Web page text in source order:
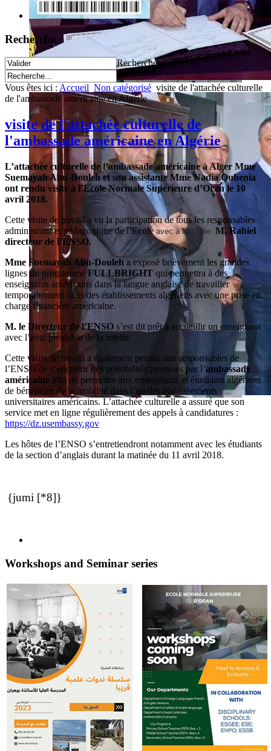
Recherche
Recherche
Vous êtes ici : Accueil Non catégorisé visite de l'attachée culturelle
de l'ambassade américaine en Algérie
visite de l'attachée culturelle de
l'ambassade américaine en Algérie
L’attachée culturelle de l’ambassade américaine à Alger Mme
Suemayah Abu-Douleh et son assistante Mme Nadia Ouhenia
ont rendu visite à l’Ecole Normale Supérieure d’Oran le 10
avril 2018.
Cette visite de travail a vu la participation de tous les responsables
administratif et pédagogique de l’Ecoleavec à leur tête M. Rahiel
directeur de l’ENSO.
Mme Suemayah Abu-Douleh a exposé brièvement les grandes
lignes du programme FULLBRIGHT qui permettra à des
enseignants américains dans la langue anglaise de travailler
temporairement dans des établissements algériens avec une prise en
charge financière américaine.
M. le Directeur de l’ENSO s’est dit prêt à accueillir un enseignant
avec l’aval préalable de la tutelle.
Cette visite de travail a également permis aux responsables de
l’ENSO de s’enquérir des possibilités permises par l’ambassade
américaine afin de permettre aux enseignants et étudiants algériens
de bénéficier de la mobilité dans l’un des établissements
universitaires américains. L’attachée culturelle a assuré que son
service met en ligne régulièrement des appels à candidatures :
https://dz.usembassy.gov
Les hôtes de l’ENSO s’entretiendront notamment avec les étudiants
de la section d’anglais durant la matinée du 11 avril 2018.
{jumi [*8]}
Workshops and Seminar series